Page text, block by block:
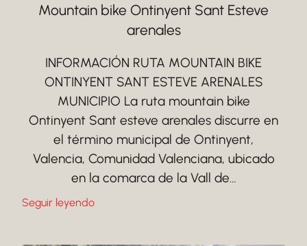
Mountain bike Ontinyent Sant Esteve
arenales
INFORMACIÓN RUTA MOUNTAIN BIKE
ONTINYENT SANT ESTEVE ARENALES
MUNICIPIO La ruta mountain bike
Ontinyent Sant esteve arenales discurre en
el término municipal de Ontinyent,
Valencia, Comunidad Valenciana, ubicado
en la comarca de la Vall de…
Seguir leyendo